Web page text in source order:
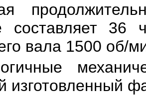
составляет 36
вала 1500 об/
изготовленный